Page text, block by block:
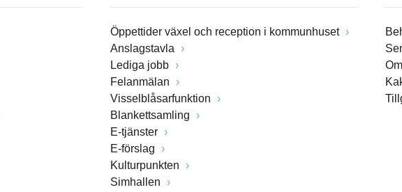
Öppettider växel och reception i kommunhuset
Anslagstavla
Lediga jobb
Felanmälan
Visselblåsarfunktion
Blankettsamling
E-tjänster
E-förslag
Kulturpunkten
Simhallen